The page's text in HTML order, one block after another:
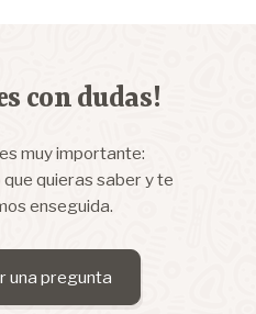
con dudas!
muy importante:
quieras saber y te
enseguida.
una pregunta